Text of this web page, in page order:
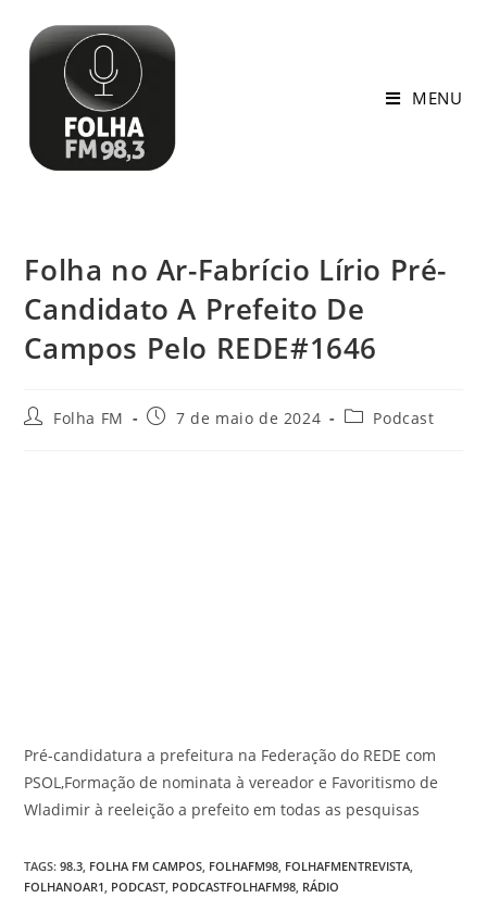
MENU
Folha no Ar-Fabrício Lírio Pré-
Candidato A Prefeito De
Campos Pelo REDE#1646
Folha FM 7 de maio de 2024 Podcast
Pré-candidatura a prefeitura na Federação do REDE com
PSOL,Formação de nominata à vereador e Favoritismo de
Wladimir à reeleição a prefeito em todas as pesquisas
TAGS:98.3 FOLHA FM CAMPOS FOLHAFM98 FOLHAFMENTREVISTA
FOLHANOAR1 PODCAST PODCASTFOLHAFM98 RÁDIO